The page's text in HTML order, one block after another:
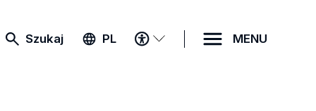
Szukaj PL
MENU
DOSTĘPNOŚCI
MENU